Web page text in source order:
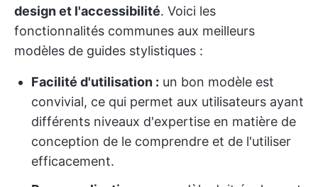
design et l'accessibilité. Voici les
fonctionnalités communes aux meilleurs
modèles de guides stylistiques :
Facilité d'utilisation : un bon modèle est
convivial, ce qui permet aux utilisateurs ayant
différents niveaux d'expertise en matière de
conception de le comprendre et de l'utiliser
efficacement.